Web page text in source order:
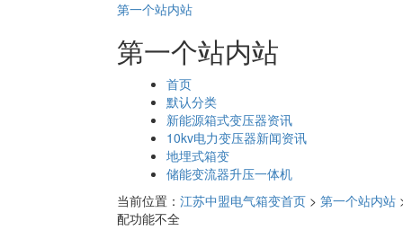
第一个站内站
第一个站内站
首页
默认分类
新能源箱式变压器资讯
10kv电力变压器新闻资讯
地埋式箱变
储能变流器升压一体机
当前位置： 江苏中盟电气箱变首页 > 第一个站内站
配功能不全